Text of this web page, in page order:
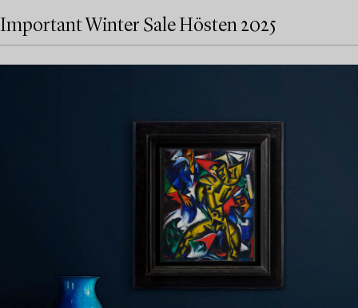
Important Winter Sale Hösten 2025